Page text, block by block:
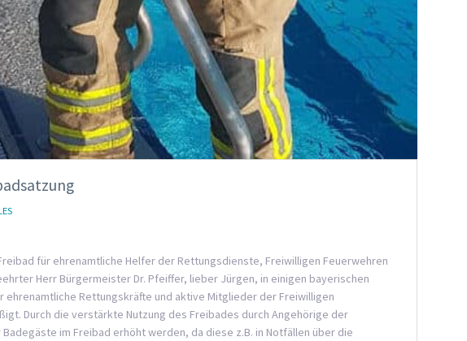
für ehrenamtliche Helfer der Rettungsdienste, Freiwilligen Feuerwehren
Herr Bürgermeister Dr. Pfeiffer, lieber Jürgen, in einigen bayerischen
ehrenamtliche Rettungskräfte und aktive Mitglieder der Freiwilligen
Durch die verstärkte Nutzung des Freibades durch Angehörige der
im Freibad erhöht werden, da diese z.B. in Notfällen über die